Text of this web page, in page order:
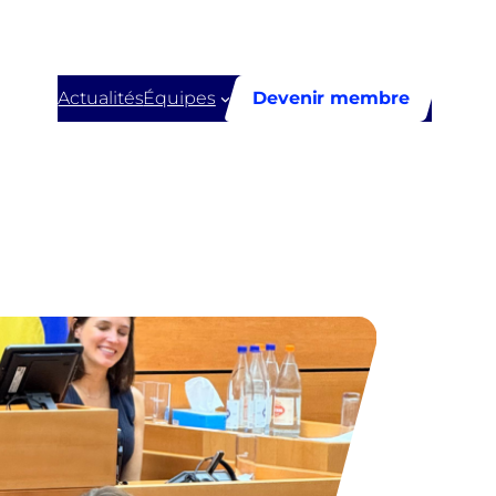
ActualitésÉquipes Devenir membre